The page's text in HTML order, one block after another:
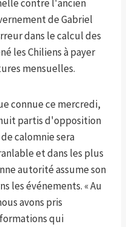
contre l'ancien
de Gabriel
dans le calcul des
les Chiliens à payer
mensuelles.
connue ce mercredi,
partis d'opposition
calomnie sera
et dans les plus
autorité assume son
les événements. « Au
avons pris
qui